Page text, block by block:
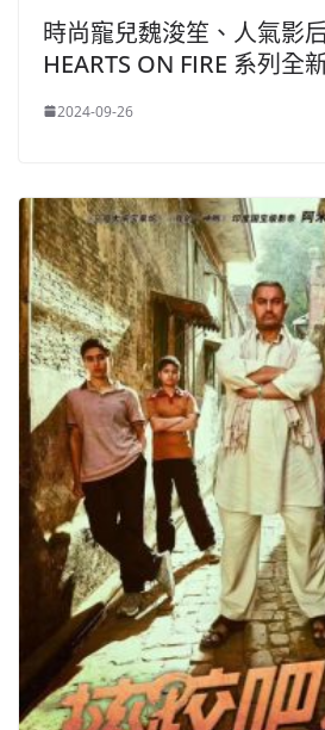
時尚寵兒魏浚笙、人氣影
HEARTS ON FIRE 系列全
2024-09-26